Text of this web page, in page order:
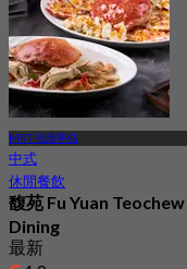
MRT 福康寧站
中式
休閒餐飲
馥苑 Fu Yuan Teochew
Dining
最新